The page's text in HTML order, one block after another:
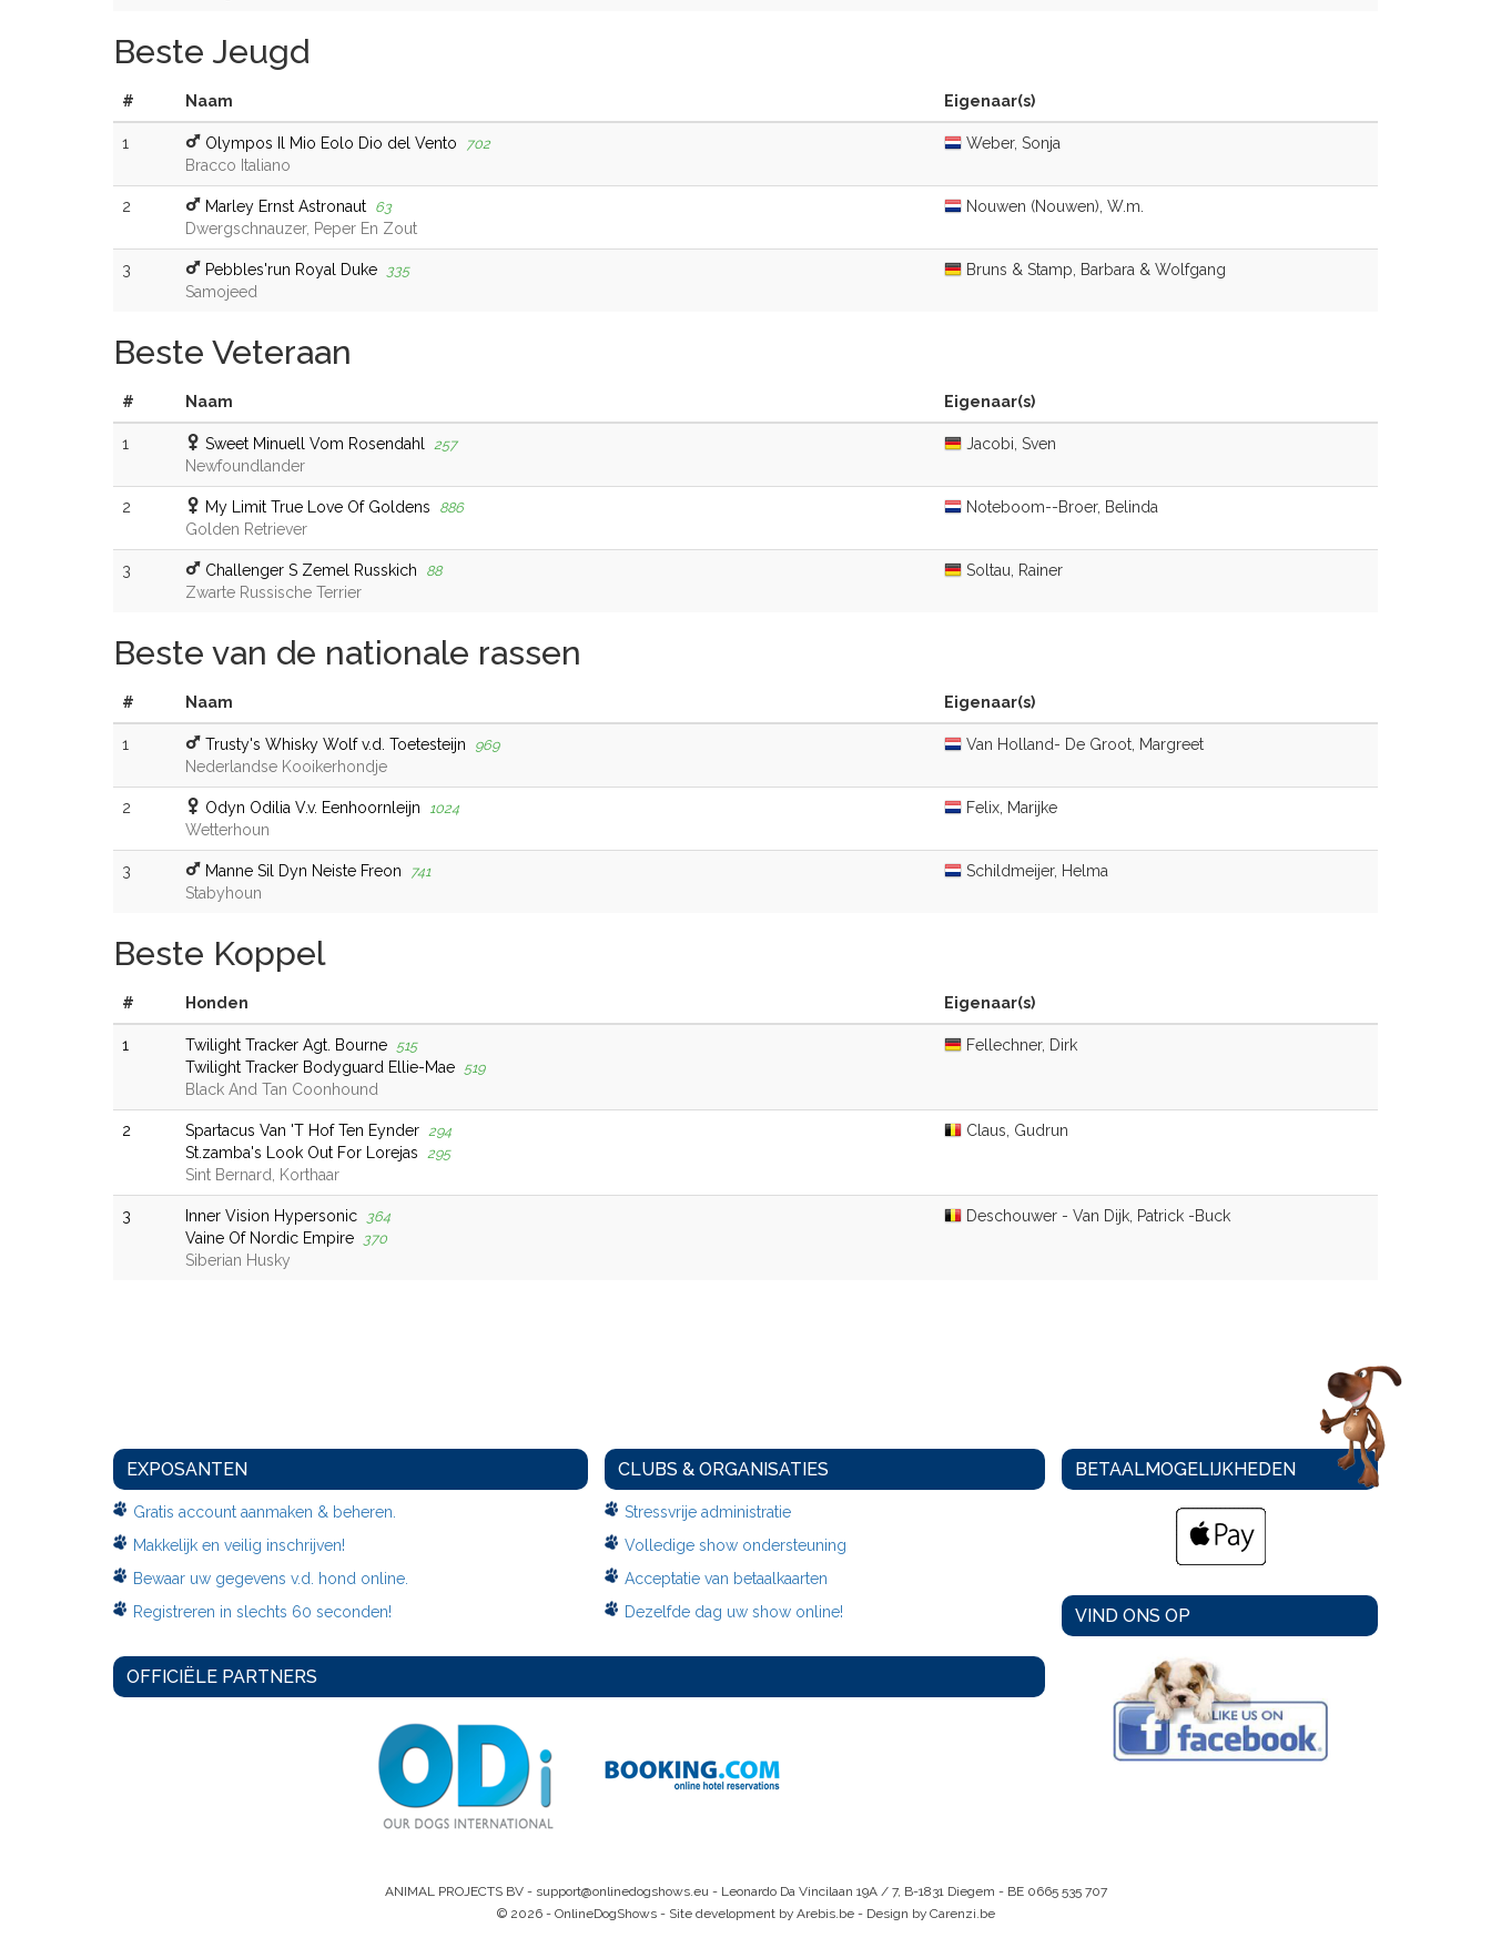
Beste Jeugd
# Naam Eigenaar(s)
1 Olympos Il Mio Eolo Dio del Vento 702
Bracco Italiano
Weber, Sonja
2 Marley Ernst Astronaut 63
Dwergschnauzer, Peper En Zout
Nouwen (Nouwen), W.m.
3 Pebbles'run Royal Duke 335
Samojeed
Bruns & Stamp, Barbara & Wolfgang
Beste Veteraan
# Naam Eigenaar(s)
1 Sweet Minuell Vom Rosendahl 257
Newfoundlander
Jacobi, Sven
2 My Limit True Love Of Goldens 886
Golden Retriever
Noteboom--Broer, Belinda
3 Challenger S Zemel Russkich 88
Zwarte Russische Terrier
Soltau, Rainer
Beste van de nationale rassen
# Naam Eigenaar(s)
1 Trusty's Whisky Wolf v.d. Toetesteijn 969
Nederlandse Kooikerhondje
Van Holland- De Groot, Margreet
2 Odyn Odilia V.v. Eenhoornleijn 1024
Wetterhoun
Felix, Marijke
3 Manne Sil Dyn Neiste Freon 741
Stabyhoun
Schildmeijer, Helma
Beste Koppel
# Honden Eigenaar(s)
1 Twilight Tracker Agt. Bourne 515
Twilight Tracker Bodyguard Ellie-Mae 519
Black And Tan Coonhound
Fellechner, Dirk
2 Spartacus Van 'T Hof Ten Eynder 294
St.zamba's Look Out For Lorejas 295
Sint Bernard, Korthaar
Claus, Gudrun
3 Inner Vision Hypersonic 364
Vaine Of Nordic Empire 370
Siberian Husky
Deschouwer - Van Dijk, Patrick -Buck
EXPOSANTEN
Gratis account aanmaken & beheren.
Makkelijk en veilig inschrijven!
Bewaar uw gegevens v.d. hond online.
Registreren in slechts 60 seconden!
CLUBS & ORGANISATIES
Stressvrije administratie
Volledige show ondersteuning
Acceptatie van betaalkaarten
Dezelfde dag uw show online!
OFFICIËLE PARTNERS
BETAALMOGELIJKHEDEN
VIND ONS OP
ANIMAL PROJECTS BV - support@onlinedogshows.eu- Leonardo Da Vincilaan 19A / 7, B-1831 Diegem - BE 0665 535 707
© 2026 - OnlineDogShows - Site development by Arebis.be - Design by Carenzi.be